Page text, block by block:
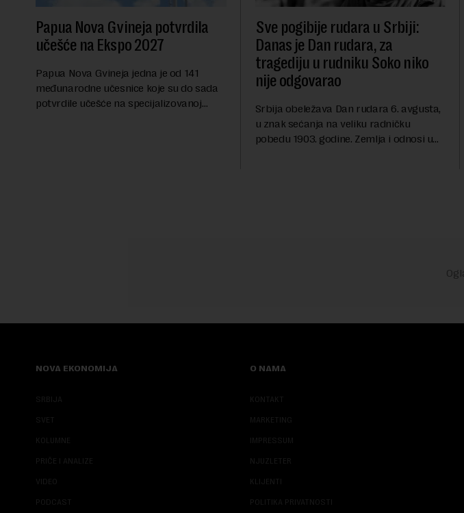
Papua Nova Gvineja potvrdila
učešće na Ekspo 2027
Papua Nova Gvineja jedna je od 141
međunarodne učesnice koje su do sada
potvrdile učešće na specijalizovanoj
Sve pogibije rudara u Srbiji:
Danas je Dan rudara, za
tragediju u rudniku Soko niko
nije odgovarao
Srbija obeležava Dan rudara 6. avgusta,
u znak sećanja na veliku radničku
pobedu 1903. godine. Zemlja i odnosi u
NOVA EKONOMIJA
SRBIJA
SVET
KOLUMNE
PRIČE I ANALIZE
VIDEO
PODCAST
O NAMA
KONTAKT
MARKETING
IMPRESSUM
NJUZLETER
KLIJENTI
POLITIKA PRIVATNOSTI